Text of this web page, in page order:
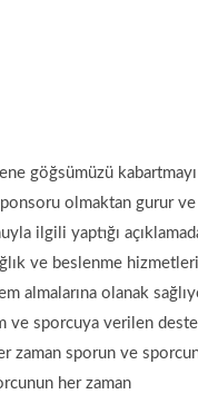
göğsümüzü kabartmayı
olmaktan gurur ve
ilgili yaptığı
ve beslenme
almalarına olanak
ve sporcuya verilen
zaman sporun ve
her zaman